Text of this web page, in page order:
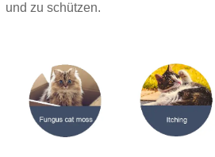
und zu schützen.